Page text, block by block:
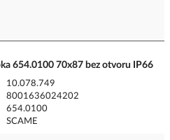
654.0100 70x87 bez otvoru IP66
10.078.749
8001636024202
654.0100
SCAME